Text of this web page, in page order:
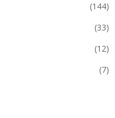
(144)
(33)
(12)
(7)